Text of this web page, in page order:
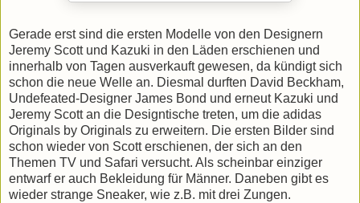
Gerade erst sind die ersten Modelle von den Designern
Jeremy Scott und Kazuki in den Läden erschienen und
innerhalb von Tagen ausverkauft gewesen, da kündigt sich
schon die neue Welle an. Diesmal durften David Beckham,
Undefeated-Designer James Bond und erneut Kazuki und
Jeremy Scott an die Designtische treten, um die adidas
Originals by Originals zu erweitern. Die ersten Bilder sind
schon wieder von Scott erschienen, der sich an den
Themen TV und Safari versucht. Als scheinbar einziger
entwarf er auch Bekleidung für Männer. Daneben gibt es
wieder strange Sneaker, wie z.B. mit drei Zungen.